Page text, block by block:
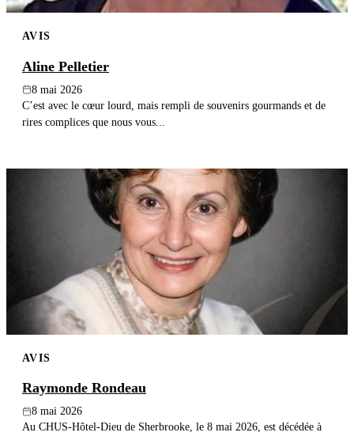
AVIS
Aline Pelletier
8 mai 2026
C’est avec le cœur lourd, mais rempli de souvenirs gourmands et de
rires complices que nous vous...
AVIS
Raymonde Rondeau
8 mai 2026
Au CHUS-Hôtel-Dieu de Sherbrooke, le 8 mai 2026, est décédée à